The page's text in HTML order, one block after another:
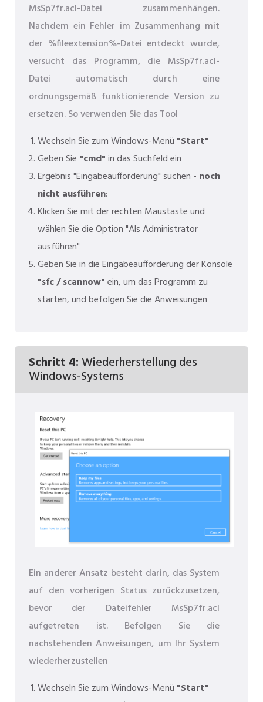
MsSp7fr.acl-Datei zusammenhängen.
Nachdem ein Fehler im Zusammenhang mit
der %fileextension%-Datei entdeckt wurde,
versucht das Programm, die MsSp7fr.acl-
Datei automatisch durch eine
ordnungsgemäß funktionierende Version zu
ersetzen. So verwenden Sie das Tool
Wechseln Sie zum Windows-Menü "Start"
Geben Sie "cmd"in das Suchfeld ein
Ergebnis "Eingabeaufforderung" suchen - noch
nicht ausführen:
Klicken Sie mit der rechten Maustaste und
wählen Sie die Option "Als Administrator
ausführen"
Geben Sie in die Eingabeaufforderung der Konsole
"sfc / scannow"ein, um das Programm zu
starten, und befolgen Sie die Anweisungen
Schritt 4:Wiederherstellung des
Windows-Systems
Ein anderer Ansatz besteht darin, das System
auf den vorherigen Status zurückzusetzen,
bevor der Dateifehler MsSp7fr.acl
aufgetreten ist. Befolgen Sie die
nachstehenden Anweisungen, um Ihr System
wiederherzustellen
Wechseln Sie zum Windows-Menü "Start"